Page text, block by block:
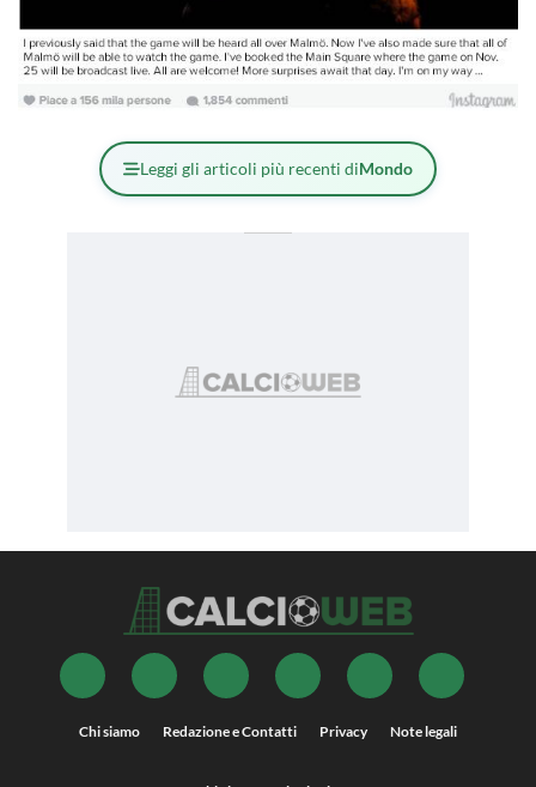
Leggi gli articoli più recenti diMondo
Chi siamo Redazione e Contatti Privacy Note legali